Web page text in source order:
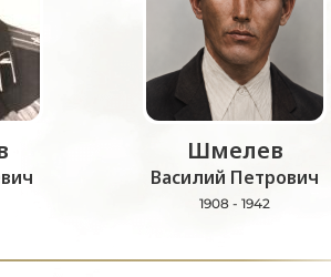
Шмелев
Василий Петрович
1908 - 1942